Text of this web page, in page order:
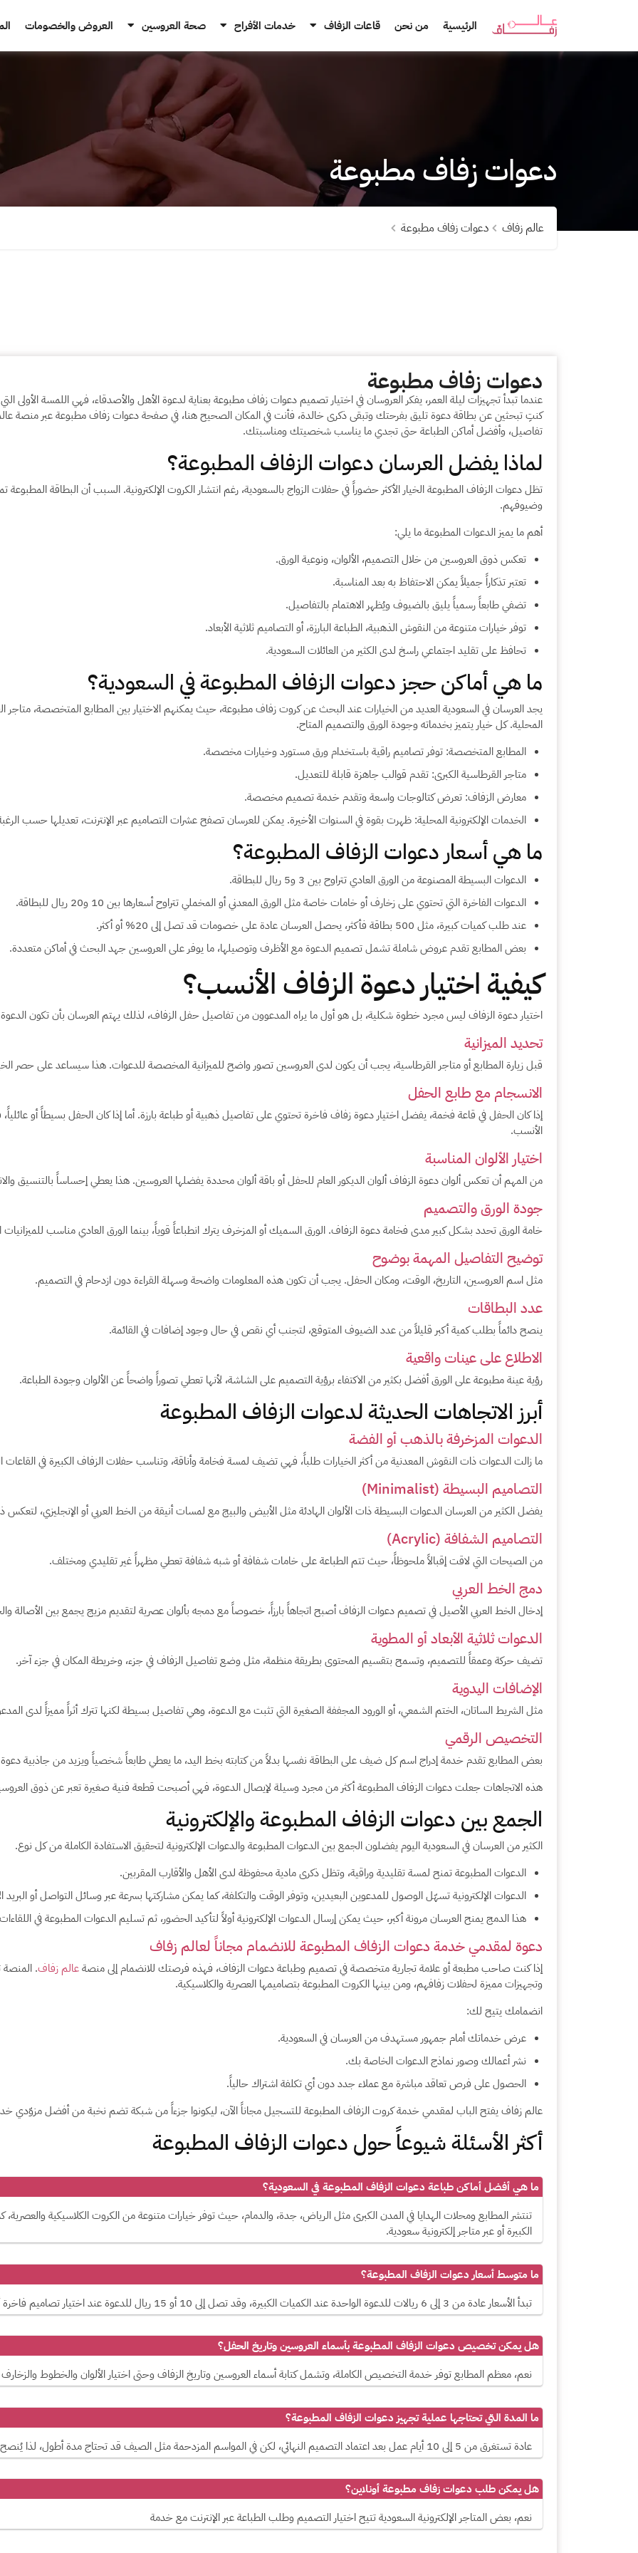
الرئيسية من نحن قاعات الزفاف خدمات الأفراح صحة العروسين العروض والخصومات
دعوات زفاف مطبوعة
عالم زفاف دعوات زفاف مطبوعة
دعوات زفاف مطبوعة
عندما تبدأ تجهيزات ليلة العمر، يفكر العروسان في اختيار تصميم دعوات زفاف مطبوعة بعناية لدعوة الأهل والأصدقاء، فهي اللمسة
كنتِ تبحثين عن بطاقة دعوة تليق بفرحتك وتبقى ذكرى خالدة، فأنت في المكان الصحيح هنا، في صفحة دعوات زفاف مطبوعة عبر منصة
تفاصيل، وأفضل أماكن الطباعة حتى تجدي ما يناسب شخصيتك ومناسبتك.
لماذا يفضل العرسان دعوات الزفاف المطبوعة؟
تظل دعوات الزفاف المطبوعة الخيار الأكثر حضوراً في حفلات الزواج بالسعودية، رغم انتشار الكروت الإلكترونية. السبب أن البطاقة
وضيوفهم.
أهم ما يميز الدعوات المطبوعة ما يلي:
تعكس ذوق العروسين من خلال التصميم، الألوان، ونوعية الورق.
تعتبر تذكاراً جميلاً يمكن الاحتفاظ به بعد المناسبة.
تضفي طابعاً رسمياً يليق بالضيوف ويُظهر الاهتمام بالتفاصيل.
توفر خيارات متنوعة من النقوش الذهبية، الطباعة البارزة، أو التصاميم ثلاثية الأبعاد.
تحافظ على تقليد اجتماعي راسخ لدى الكثير من العائلات السعودية.
ما هي أماكن حجز دعوات الزفاف المطبوعة في السعودية؟
يجد العرسان في السعودية العديد من الخيارات عند البحث عن كروت زفاف مطبوعة، حيث يمكنهم الاختيار بين المطابع المتخصصة، متاجر
المحلية. كل خيار يتميز بخدماته وجودة الورق والتصميم المتاح.
المطابع المتخصصة: توفر تصاميم راقية باستخدام ورق مستورد وخيارات مخصصة.
متاجر القرطاسية الكبرى: تقدم قوالب جاهزة قابلة للتعديل.
معارض الزفاف: تعرض كتالوجات واسعة وتقدم خدمة تصميم مخصصة.
الخدمات الإلكترونية المحلية: ظهرت بقوة في السنوات الأخيرة. يمكن للعرسان تصفح عشرات التصاميم عبر الإنترنت، تعديلها حسب
ما هي أسعار دعوات الزفاف المطبوعة؟
الدعوات البسيطة المصنوعة من الورق العادي تتراوح بين 3 و5 ريال للبطاقة.
الدعوات الفاخرة التي تحتوي على زخارف أو خامات خاصة مثل الورق المعدني أو المخملي تتراوح أسعارها بين 10 و20 ريال للبطاقة.
عند طلب كميات كبيرة، مثل 500 بطاقة فأكثر، يحصل العرسان عادة على خصومات قد تصل إلى 20% أو أكثر.
بعض المطابع تقدم عروض شاملة تشمل تصميم الدعوة مع الأظرف وتوصيلها، ما يوفر على العروسين جهد البحث في أماكن متعددة.
كيفية اختيار دعوة الزفاف الأنسب؟
اختيار دعوة الزفاف ليس مجرد خطوة شكلية، بل هو أول ما يراه المدعوون من تفاصيل حفل الزفاف، لذلك يهتم العرسان بأن تكون
تحديد الميزانية
قبل زيارة المطابع أو متاجر القرطاسية، يجب أن يكون لدى العروسين تصور واضح للميزانية المخصصة للدعوات. هذا سيساعد على حصر
الانسجام مع طابع الحفل
إذا كان الحفل في قاعة فخمة، يفضل اختيار دعوة زفاف فاخرة تحتوي على تفاصيل ذهبية أو طباعة بارزة. أما إذا كان الحفل بسيطاً أو
الأنسب.
اختيار الألوان المناسبة
من المهم أن تعكس ألوان دعوة الزفاف ألوان الديكور العام للحفل أو باقة ألوان محددة يفضلها العروسين. هذا يعطي إحساساً بالتنسيق
جودة الورق والتصميم
خامة الورق تحدد بشكل كبير مدى فخامة دعوة الزفاف. الورق السميك أو المزخرف يترك انطباعاً قوياً، بينما الورق العادي مناسب للميزانيات
توضيح التفاصيل المهمة بوضوح
مثل اسم العروسين، التاريخ، الوقت، ومكان الحفل. يجب أن تكون هذه المعلومات واضحة وسهلة القراءة دون ازدحام في التصميم.
عدد البطاقات
ينصح دائماً بطلب كمية أكبر قليلاً من عدد الضيوف المتوقع، لتجنب أي نقص في حال وجود إضافات في القائمة.
الاطلاع على عينات واقعية
رؤية عينة مطبوعة على الورق أفضل بكثير من الاكتفاء برؤية التصميم على الشاشة، لأنها تعطي تصوراً واضحاً عن الألوان وجودة الطباعة.
أبرز الاتجاهات الحديثة لدعوات الزفاف المطبوعة
الدعوات المزخرفة بالذهب أو الفضة
ما زالت الدعوات ذات النقوش المعدنية من أكثر الخيارات طلباً، فهي تضيف لمسة فخامة وأناقة، وتناسب حفلات الزفاف الكبيرة في القاعات
التصاميم البسيطة (Minimalist)
يفضل الكثير من العرسان الدعوات البسيطة ذات الألوان الهادئة مثل الأبيض والبيج مع لمسات أنيقة من الخط العربي أو الإنجليزي، لتعكس
التصاميم الشفافة (Acrylic)
من الصيحات التي لاقت إقبالاً ملحوظاً، حيث تتم الطباعة على خامات شفافة أو شبه شفافة تعطي مظهراً غير تقليدي ومختلف.
دمج الخط العربي
إدخال الخط العربي الأصيل في تصميم دعوات الزفاف أصبح اتجاهاً بارزاً، خصوصاً مع دمجه بألوان عصرية لتقديم مزيج يجمع بين الأصالة
الدعوات ثلاثية الأبعاد أو المطوية
تضيف حركة وعمقاً للتصميم، وتسمح بتقسيم المحتوى بطريقة منظمة، مثل وضع تفاصيل الزفاف في جزء، وخريطة المكان في جزء آخر.
الإضافات اليدوية
مثل الشريط الساتان، الختم الشمعي، أو الورود المجففة الصغيرة التي تثبت مع الدعوة، وهي تفاصيل بسيطة لكنها تترك أثراً مميزاً لدى
التخصيص الرقمي
بعض المطابع تقدم خدمة إدراج اسم كل ضيف على البطاقة نفسها بدلاً من كتابته بخط اليد، ما يعطي طابعاً شخصياً ويزيد من جاذبية دعوة
هذه الاتجاهات جعلت دعوات الزفاف المطبوعة أكثر من مجرد وسيلة لإيصال الدعوة، فهي أصبحت قطعة فنية صغيرة تعبر عن ذوق
الجمع بين دعوات الزفاف المطبوعة والإلكترونية
الكثير من العرسان في السعودية اليوم يفضلون الجمع بين الدعوات المطبوعة والدعوات الإلكترونية لتحقيق الاستفادة الكاملة من كل نوع.
الدعوات المطبوعة تمنح لمسة تقليدية وراقية، وتظل ذكرى مادية محفوظة لدى الأهل والأقارب المقربين.
الدعوات الإلكترونية تسهّل الوصول للمدعوين البعيدين، وتوفر الوقت والتكلفة، كما يمكن مشاركتها بسرعة عبر وسائل التواصل أو البريد
هذا الدمج يمنح العرسان مرونة أكبر، حيث يمكن إرسال الدعوات الإلكترونية أولاً لتأكيد الحضور، ثم تسليم الدعوات المطبوعة في
دعوة لمقدمي خدمة دعوات الزفاف المطبوعة للانضمام مجاناً لعالم زفاف
إذا كنت صاحب مطبعة أو علامة تجارية متخصصة في تصميم وطباعة دعوات الزفاف، فهذه فرصتك للانضمام إلى منصةعالم زفاف.
وتجهيزات مميزة لحفلات زفافهم، ومن بينها الكروت المطبوعة بتصاميمها العصرية والكلاسيكية.
انضمامك يتيح لك:
عرض خدماتك أمام جمهور مستهدف من العرسان في السعودية.
نشر أعمالك وصور نماذج الدعوات الخاصة بك.
الحصول على فرص تعاقد مباشرة مع عملاء جدد دون أي تكلفة اشتراك حالياً.
عالم زفاف يفتح الباب لمقدمي خدمة كروت الزفاف المطبوعة للتسجيل مجاناً الآن، ليكونوا جزءاً من شبكة تضم نخبة من أفضل مزوّدي
أكثر الأسئلة شيوعاً حول دعوات الزفاف المطبوعة
ما هي أفضل أماكن طباعة دعوات الزفاف المطبوعة في السعودية؟
تنتشر المطابع ومحلات الهدايا في المدن الكبرى مثل الرياض، جدة، والدمام، حيث توفر خيارات متنوعة من الكروت الكلاسيكية
الكبيرة أو عبر متاجر إلكترونية سعودية.
ما متوسط أسعار دعوات الزفاف المطبوعة؟
تبدأ الأسعار عادة من 3 إلى 6 ريالات للدعوة الواحدة عند الكميات الكبيرة، وقد تصل إلى 10 أو 15 ريال للدعوة عند اختيار تصاميم فاخرة أو خامات خاصة مثل الكرتون الفاخر أو الطباعة البارزة.
هل يمكن تخصيص دعوات الزفاف المطبوعة بأسماء العروسين وتاريخ الحفل؟
نعم، معظم المطابع توفر خدمة التخصيص الكاملة، وتشمل كتابة أسماء العروسين وتاريخ الزفاف وحتى اختيار الألوان والخطوط
ما المدة التي تحتاجها عملية تجهيز دعوات الزفاف المطبوعة؟
عادة تستغرق من 5 إلى 10 أيام عمل بعد اعتماد التصميم النهائي، لكن في المواسم المزدحمة مثل الصيف قد تحتاج مدة أطول، لذا يُنصح بالحجز مبكراً.
هل يمكن طلب دعوات زفاف مطبوعة أونلاين؟
نعم، بعض المتاجر الإلكترونية السعودية تتيح اختيار التصميم وطلب الطباعة عبر الإنترنت مع خدمة